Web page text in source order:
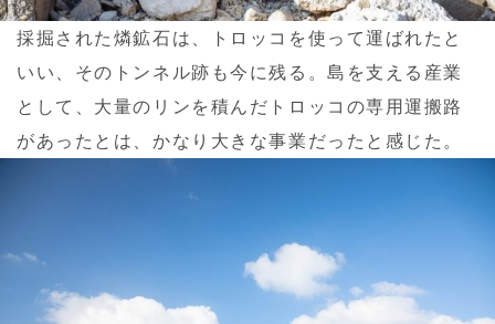
採掘された燐鉱石は、トロッコを使って運ばれたと
いい、そのトンネル跡も今に残る。島を支える産業
として、大量のリンを積んだトロッコの専用運搬路
があったとは、かなり大きな事業だったと感じた。